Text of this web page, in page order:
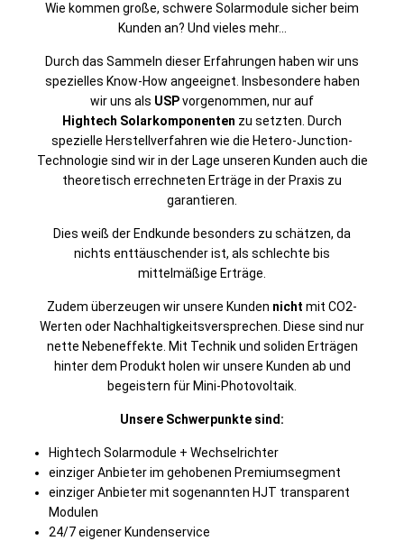
Wie kommen große, schwere Solarmodule sicher beim
Kunden an? Und vieles mehr...
Durch das Sammeln dieser Erfahrungen haben wir uns
spezielles Know-How angeeignet. Insbesondere haben
wir uns als USPvorgenommen, nur auf
Hightech Solarkomponenten zu setzten. Durch
spezielle Herstellverfahren wie die Hetero-Junction-
Technologie sind wir in der Lage unseren Kunden auch die
theoretisch errechneten Erträge in der Praxis zu
garantieren.
Dies weiß der Endkunde besonders zu schätzen, da
nichts enttäuschender ist, als schlechte bis
mittelmäßige Erträge.
Zudem überzeugen wir unsere Kunden nicht mit CO2-
Werten oder Nachhaltigkeitsversprechen. Diese sind nur
nette Nebeneffekte. Mit Technik und soliden Erträgen
hinter dem Produkt holen wir unsere Kunden ab und
begeistern für Mini-Photovoltaik.
Unsere Schwerpunkte sind:
Hightech Solarmodule + Wechselrichter
einziger Anbieter im gehobenen Premiumsegment
einziger Anbieter mit sogenannten HJT transparent
Modulen
24/7 eigener Kundenservice